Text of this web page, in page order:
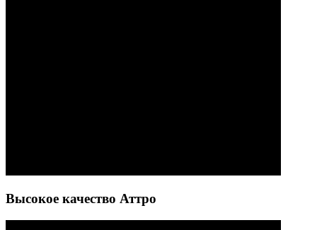
Высокое качество Аттро